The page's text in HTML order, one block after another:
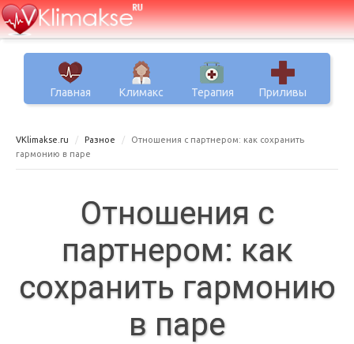
Главная Климакс Терапия Приливы
VKlimakse.ru Разное
Отношения с партнером: как сохранить
гармонию в паре
Отношения с
партнером: как
сохранить гармонию
в паре